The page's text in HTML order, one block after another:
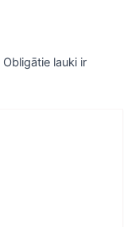
Obligātie lauki ir